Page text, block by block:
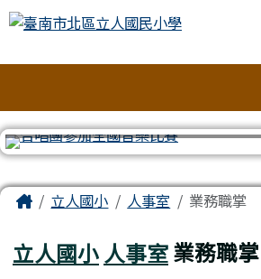
跳至主內容區
臺南市北區立人國民小學
主內容區域
Home立人國小 人事室 業務職掌
立人國小 人事室業務職掌
頁尾區域